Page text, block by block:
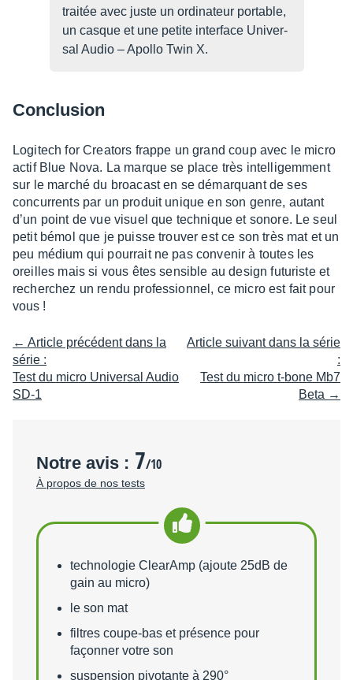
trai­tée avec juste un ordi­na­teur portable,
un casque et une petite inter­face Univer­
sal Audio – Apollo Twin X.
Conclu­sion
Logi­tech for Crea­tors frappe un grand coup avec le micro
actif Blue Nova. La marque se place très intel­li­gem­ment
sur le marché du broa­cast en se démarquant de ses
concur­rents par un produit unique en son genre, autant
d’un point de vue visuel que tech­nique et sonore. Le seul
petit bémol que je puisse trou­ver est ce son très mat et un
peu médium qui pour­rait ne pas conve­nir à toutes les
oreilles mais si vous êtes sensible au design futu­riste et
recher­chez un rendu profes­sion­nel, ce micro est fait pour
vous !
← Article précédent dans la
série :
Test du micro Universal Audio
SD-1
Article suivant dans la série
:
Test du micro t-bone Mb7
Beta →
Notre avis : 7/10
À propos de nos tests
Points forts
technologie ClearAmp (ajoute 25dB de
gain au micro)
le son mat
filtres coupe-bas et présence pour
façonner votre son
suspension pivotante à 290°